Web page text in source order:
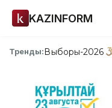
KAZINFORM
Тренды:Выборы-2026